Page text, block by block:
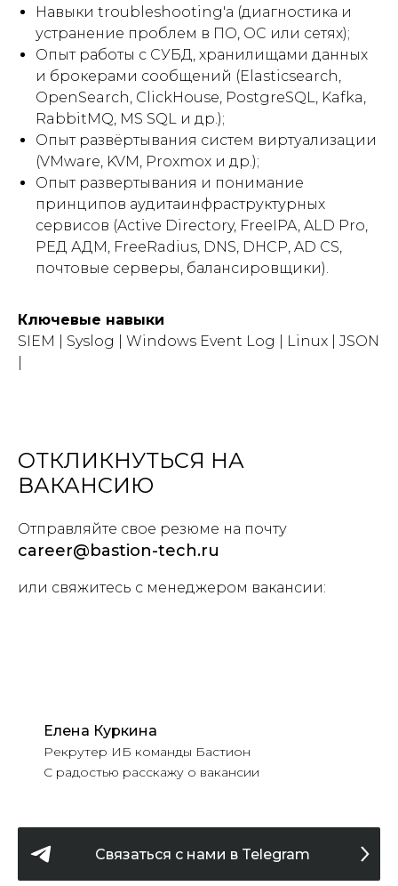
Навыки troubleshooting'а (диагностика и
устранение проблем в ПО, ОС или сетях);
Опыт работы с СУБД, хранилищами данных
и брокерами сообщений (Elasticsearch,
OpenSearch, ClickHouse, PostgreSQL, Kafka,
RabbitMQ, MS SQL и др.);
Опыт развёртывания систем виртуализации
(VMware, KVM, Proxmox и др.);
Опыт развертывания и понимание
принципов аудитаинфраструктурных
сервисов (Active Directory, FreeIPA, ALD Pro,
РЕД АДМ, FreeRadius, DNS, DHCP, AD CS,
почтовые серверы, балансировщики).
Ключевые навыки
SIEM | Syslog | Windows Event Log | Linux | JSON
ОТКЛИКНУТЬСЯ НА
ВАКАНСИЮ
Отправляйте свое резюме на почту
career@bastion-tech.ru
или свяжитесь с менеджером вакансии:
Елена Куркина
Рекрутер ИБ команды Бастион
С радостью расскажу о вакансии
Связаться c нами в Telegram